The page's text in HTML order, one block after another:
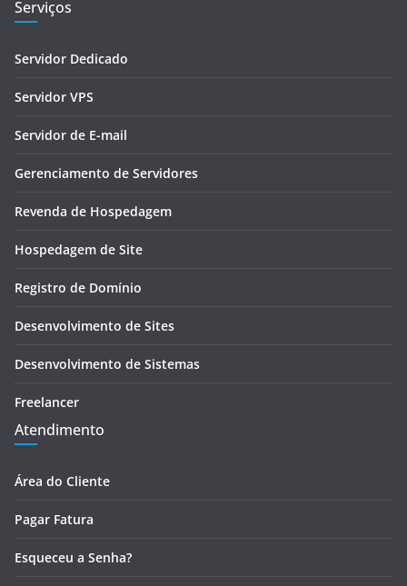
Serviços
Servidor Dedicado
Servidor VPS
Servidor de E-mail
Gerenciamento de Servidores
Revenda de Hospedagem
Hospedagem de Site
Registro de Domínio
Desenvolvimento de Sites
Desenvolvimento de Sistemas
Freelancer
Atendimento
Área do Cliente
Pagar Fatura
Esqueceu a Senha?